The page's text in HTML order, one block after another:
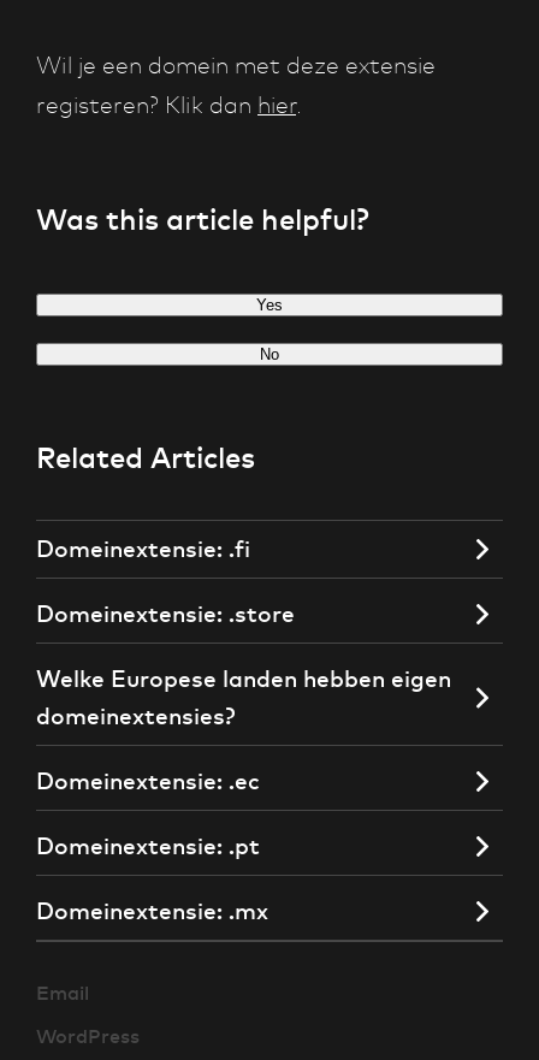
Email
WordPress
Wil je een domein met deze extensie
registeren? Klik dan hier.
Was this article helpful?
Yes
No
Related Articles
Domeinextensie: .fi
Domeinextensie: .store
Welke Europese landen hebben eigen
domeinextensies?
Domeinextensie: .ec
Domeinextensie: .pt
Domeinextensie: .mx